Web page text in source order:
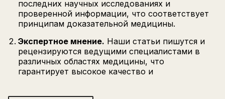
последних научных исследованиях и
проверенной информации, что соответствует
принципам доказательной медицины.
Экспертное мнение. Наши статьи пишутся и
рецензируются ведущими специалистами в
различных областях медицины, что
гарантирует высокое качество и